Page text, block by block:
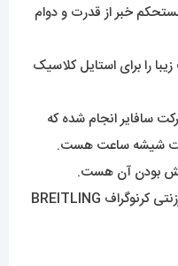
خبر از قدرت و دوام
را برای استایل کلاسیک
انجام شده که
شیشه ساعت هست.
بودن آن هست.